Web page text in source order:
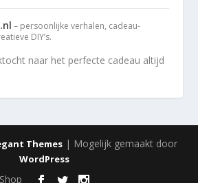
– persoonlijke verhalen, cadeau-
DIY’s.
naar het perfecte cadeau altijd
Themes| Mogelijk gemaakt door
WordPress
Shop